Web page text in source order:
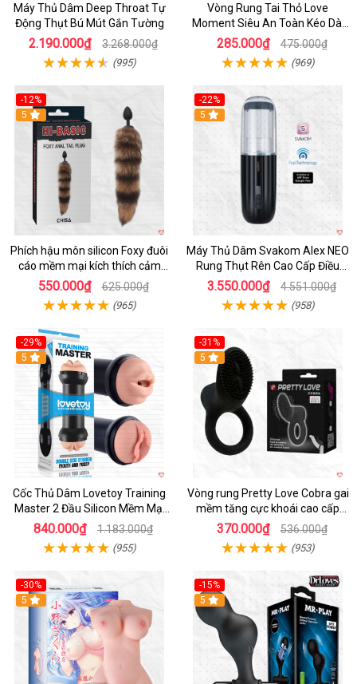
Máy Thủ Dâm Deep Throat Tự
Động Thụt Bú Mút Gắn Tường
2.190.000₫ 3.268.000₫
(995)
Vòng Rung Tai Thỏ Love
Moment Siêu An Toàn Kéo Dài
Thời Gian
285.000₫ 475.000₫
(969)
-12%
Hot
5
Phích hậu môn silicon Foxy đuôi
cáo mềm mại kích thích cảm
giác mới
550.000₫ 625.000₫
(965)
-22%
5
Máy Thủ Dâm Svakom Alex NEO
Rung Thụt Rên Cao Cấp Điều
Khiển App
3.550.000₫ 4.551.000₫
(958)
-29%
Hot
5
Cốc Thủ Dâm Lovetoy Training
Master 2 Đầu Silicon Mềm Mại
Tiện Lợi
840.000₫ 1.183.000₫
(955)
-31%
5
Vòng rung Pretty Love Cobra gai
mềm tăng cực khoái cao cấp
chính hãng
370.000₫ 536.000₫
(953)
-30%
Hot
5
-15%
Hot
5